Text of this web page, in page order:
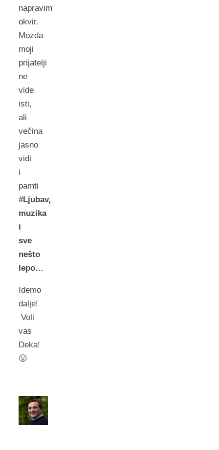
napravim
okvir.
Mozda
moji
prijatelji
ne
vide
isti,
ali
večina
jasno
vidi
i
pamti
#Ljubav,
muzika
i
sve
nešto
lepo…
Idemo
dalje!
Voli
vas
Deka!
😛